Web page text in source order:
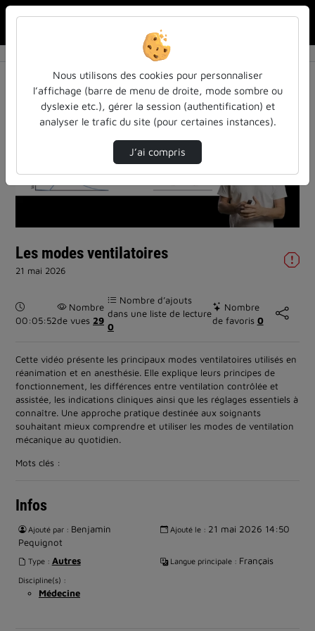
Les modes ventilatoires
Lire
la
vidéo
Les modes ventilatoires
21 mai 2026
Durée :
00:05:52
Nombre
de vues 29
Nombre d’ajouts
dans une liste de lecture
0
Nombre
de favoris 0
Cette vidéo présente les principaux modes ventilatoires utilisés en
réanimation et en anesthésie. Elle explique leurs principes de
fonctionnement, les différences entre ventilation contrôlée et
assistée, les indications cliniques ainsi que les réglages essentiels à
connaître. Une approche pratique destinée aux soignants
souhaitant mieux comprendre et utiliser les modes de ventilation
mécanique au quotidien.
Mots clés :
Infos
Ajouté par : Benjamin
Pequignot
Ajouté le : 21 mai 2026 14:50
Type : Autres Langue principale : Français
Discipline(s) :
Médecine
Nous utilisons des cookies pour personnaliser
l’affichage (barre de menu de droite, mode sombre ou
dyslexie etc.), gérer la session (authentification) et
analyser le trafic du site (pour certaines instances).
J’ai compris